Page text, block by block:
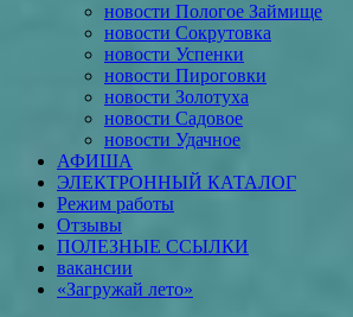
новости Пологое Займище
новости Сокрутовка
новости Успенки
новости Пироговки
новости Золотуха
новости Садовое
новости Удачное
АФИША
ЭЛЕКТРОННЫЙ КАТАЛОГ
Режим работы
Отзывы
ПОЛЕЗНЫЕ ССЫЛКИ
вакансии
«Загружай лето»